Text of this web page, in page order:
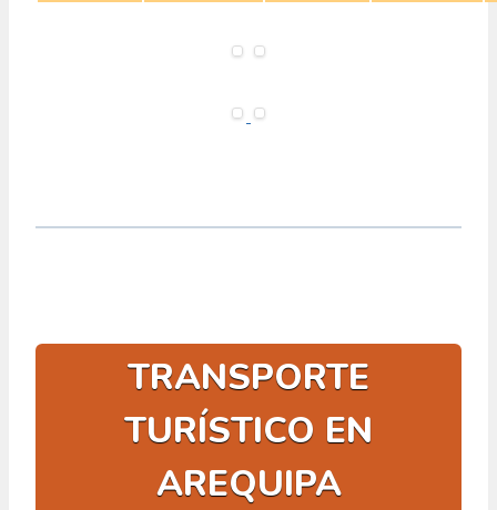
TRANSPORTE
TURÍSTICO EN
AREQUIPA